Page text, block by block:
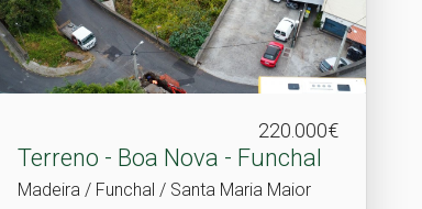
220.000€
Terreno - Boa Nova - Funchal
Madeira / Funchal / Santa Maria Maior